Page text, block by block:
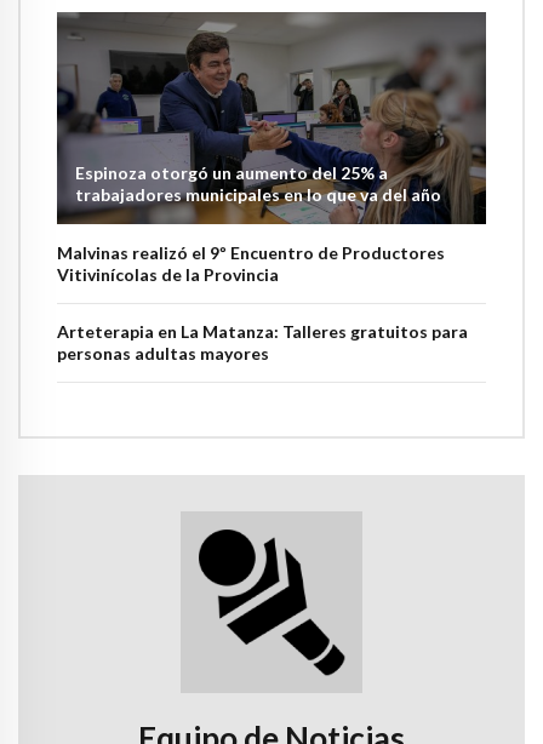
Espinoza otorgó un aumento del 25% a
trabajadores municipales en lo que va del año
Malvinas realizó el 9º Encuentro de Productores
Vitivinícolas de la Provincia
Arteterapia en La Matanza: Talleres gratuitos para
personas adultas mayores